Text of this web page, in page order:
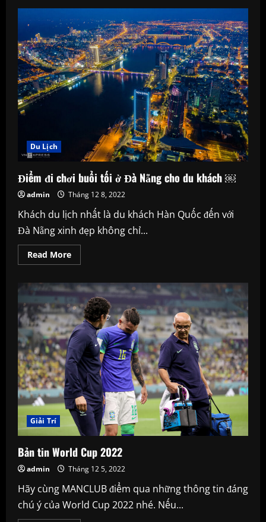
mở
cửa
trở
lại:
Người
dân
đi
ăn
cho
tiên
gấp
ngày
thường
Du Lịch
Điểm đi chơi buổi tối ở Đà Nẵng cho du khách ￼
admin Tháng 12 8, 2022
Khách du lịch nhất là du khách Hàn Quốc đến với
Đà Nẵng xinh đẹp không chỉ...
Read MoreRead
more
đi
chơi
buổi
tối
ở
Đà
Nẵng
cho
du
khách ￼
Giải Trí
Bản tin World Cup 2022
admin Tháng 12 5, 2022
Hãy cùng MANCLUB điểm qua những thông tin đáng
chú ý của World Cup 2022 nhé. Nếu...